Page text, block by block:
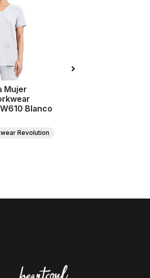
Mujer
Blanco
Revolution